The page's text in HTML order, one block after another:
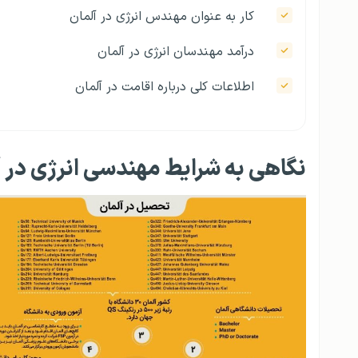
کار به عنوان مهندس انرژی در آلمان
درآمد مهندسان انرژی در آلمان
اطلاعات کلی درباره‌ اقامت در آلمان
نگاهی به شرایط مهندسی انرژی در